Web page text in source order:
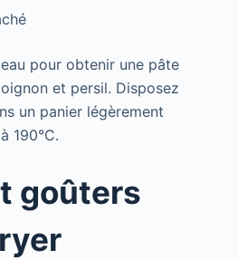
pour obtenir une pâte
et persil. Disposez
un panier légèrement
190°C.
goûters